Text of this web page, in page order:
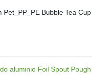
aluminio Foil Spout